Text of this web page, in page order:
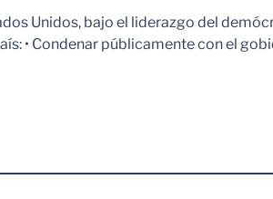
Unidos, bajo el liderazgo del
• Condenar públicamente con el